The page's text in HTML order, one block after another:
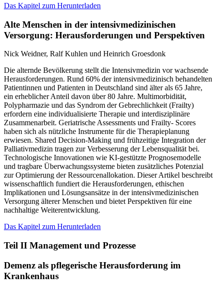
Das Kapitel zum Herunterladen
Alte Menschen in der intensivmedizinischen
Versorgung: Herausforderungen und Perspektiven
Nick Weidner, Ralf Kuhlen und Heinrich Groesdonk
Die alternde Bevölkerung stellt die Intensivmedizin vor wachsende
Herausforderungen. Rund 60% der intensivmedizinisch behandelten
Patientinnen und Patienten in Deutschland sind älter als 65 Jahre,
ein erheblicher Anteil davon über 80 Jahre. Multimorbidität,
Polypharmazie und das Syndrom der Gebrechlichkeit (Frailty)
erfordern eine individualisierte Therapie und interdisziplinäre
Zusammenarbeit. Geriatrische Assessments und Frailty- Scores
haben sich als nützliche Instrumente für die Therapieplanung
erwiesen. Shared Decision-Making und frühzeitige Integration der
Palliativmedizin tragen zur Verbesserung der Lebensqualität bei.
Technologische Innovationen wie KI-gestützte Prognosemodelle
und tragbare Überwachungssysteme bieten zusätzliches Potenzial
zur Optimierung der Ressourcenallokation. Dieser Artikel beschreibt
wissenschaftlich fundiert die Herausforderungen, ethischen
Implikationen und Lösungsansätze in der intensivmedizinischen
Versorgung älterer Menschen und bietet Perspektiven für eine
nachhaltige Weiterentwicklung.
Das Kapitel zum Herunterladen
Teil II Management und Prozesse
Demenz als pflegerische Herausforderung im
Krankenhaus